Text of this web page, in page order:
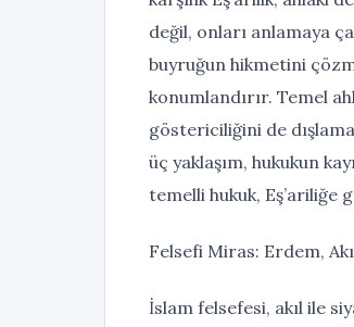
değil, onları anlamaya
buyruğun hikmetini
konumlandırır. Temel
göstericiliğini de
üç yaklaşım, hukukun
temelli hukuk, Eş’ariliğe
Felsefi Miras: Erdem,
İslam felsefesi, akıl ile